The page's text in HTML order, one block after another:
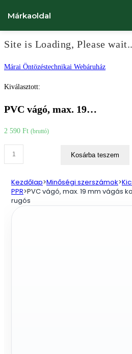
Site is Loading, Please
Ugrás
Márai Öntözéstechnikai Webáruház
Márkaoldal
Kiválasztott:
PVC vágó, max. 19…
2 590 Ft (bruttó)
PVC
vágó,
mm
Kosárba teszem
Kezdőlap>Minőségi szerszámok>
PPR>PVC vágó, max. 19 mm vágás
rugós